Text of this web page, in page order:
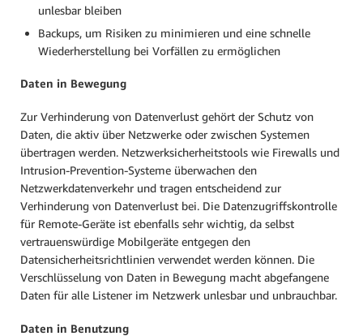
unlesbar bleiben
Backups, um Risiken zu minimieren und eine schnelle
Wiederherstellung bei Vorfällen zu ermöglichen
Daten in Bewegung
Zur Verhinderung von Datenverlust gehört der Schutz von
Daten, die aktiv über Netzwerke oder zwischen Systemen
übertragen werden. Netzwerksicherheitstools wie Firewalls und
Intrusion-Prevention-Systeme überwachen den
Netzwerkdatenverkehr und tragen entscheidend zur
Verhinderung von Datenverlust bei. Die Datenzugriffskontrolle
für Remote-Geräte ist ebenfalls sehr wichtig, da selbst
vertrauenswürdige Mobilgeräte entgegen den
Datensicherheitsrichtlinien verwendet werden können. Die
Verschlüsselung von Daten in Bewegung macht abgefangene
Daten für alle Listener im Netzwerk unlesbar und unbrauchbar.
Daten in Benutzung